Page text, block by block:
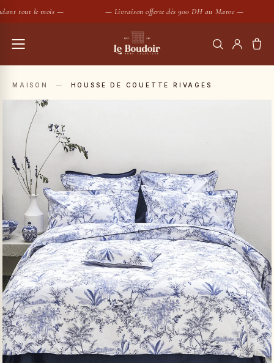
tout le mois — — Livraison offerte dès 900 DH au Maroc —
RECHERCHER
SUGGESTIONS :
Bougies Peignoirs
MAISON — HOUSSE DE COUETTE RIVAGES